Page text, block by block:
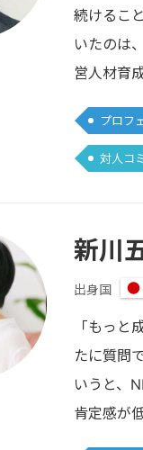
続けるこ
いたのは
営人材育
プロフ
対人コ
新川
出身国
本
「もっ
たに質問
いうと、
肯定感が